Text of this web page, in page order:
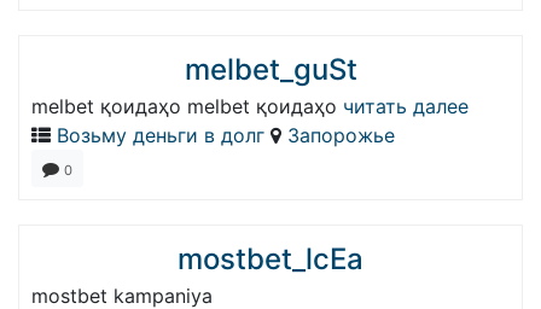
melbet_guSt
melbet қоидаҳо melbet қоидаҳо читать далее
Возьму деньги в долг
Запорожье
0
mostbet_lcEa
mostbet kampaniya